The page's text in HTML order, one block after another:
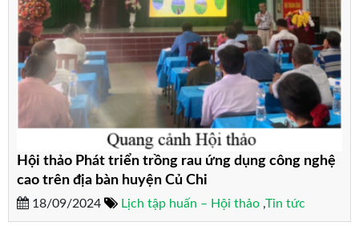
Hội thảo Phát triển trồng rau ứng dụng công nghệ
cao trên địa bàn huyện Củ Chi
18/09/2024 Lịch tập huấn – Hội thảo ,Tin tức